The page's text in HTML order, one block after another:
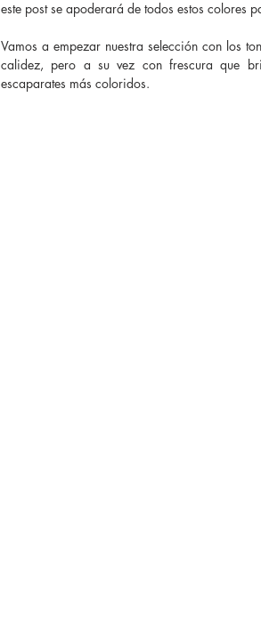
este post se apoderará de todos estos colores
Vamos a empezar nuestra selección con los
calidez, pero a su vez con frescura que
escaparates más coloridos.